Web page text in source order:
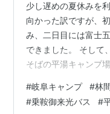
少し遅めの夏休みを
向かった訳ですが、
み、二日目には富士
できました。 そして
そばの平湯キャンプ
に行こう！ スノーピ
う！ スノーピーク「
#岐阜キャンプ #林
#乗鞍御来光バス #